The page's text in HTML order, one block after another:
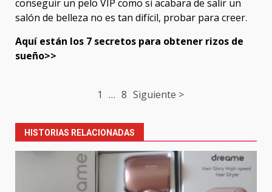
conseguir un pelo VIP como si acabara de salir un
salón de belleza no es tan difícil, probar para creer.
Aquí están los 7 secretos para obtener rizos de
sueño>>
1 … 8 Siguiente >
HISTORIAS RELACIONADAS